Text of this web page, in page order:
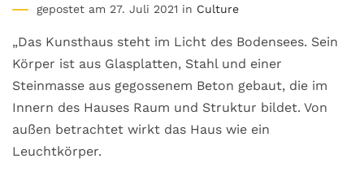
gepostet am 27. Juli 2021 in Culture
„Das Kunsthaus steht im Licht des Bodensees. Sein
Körper ist aus Glasplatten, Stahl und einer
Steinmasse aus gegossenem Beton gebaut, die im
Innern des Hauses Raum und Struktur bildet. Von
außen betrachtet wirkt das Haus wie ein
Leuchtkörper.